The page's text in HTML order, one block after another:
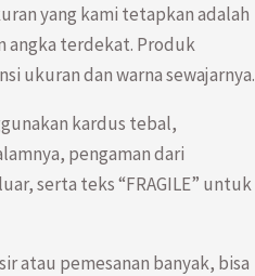
yang kami tetapkan adalah
angka terdekat. Produk
ukuran dan warna sewajarnya.
kardus tebal,
pengaman dari
serta teks “FRAGILE” untuk
atau pemesanan banyak, bisa